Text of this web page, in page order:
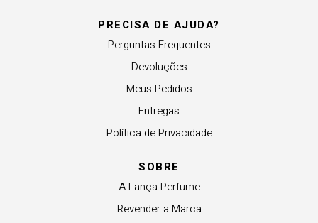
PRECISA DE AJUDA?
Perguntas Frequentes
Devoluções
Meus Pedidos
Entregas
Política de Privacidade
SOBRE
A Lança Perfume
Revender a Marca